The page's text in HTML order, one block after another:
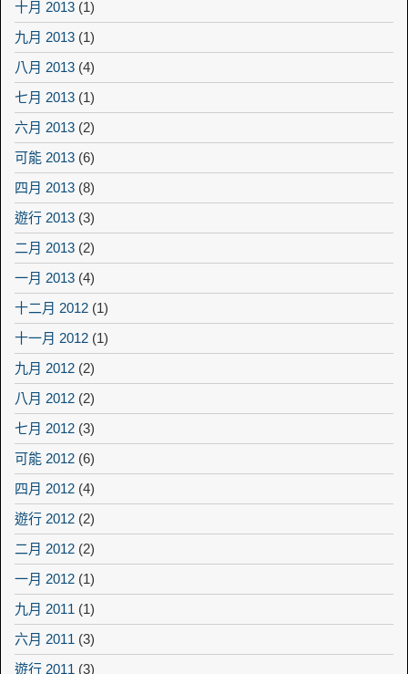
十月 2013 (1)
九月 2013 (1)
八月 2013 (4)
七月 2013 (1)
六月 2013 (2)
可能 2013 (6)
四月 2013 (8)
遊行 2013 (3)
二月 2013 (2)
一月 2013 (4)
十二月 2012 (1)
十一月 2012 (1)
九月 2012 (2)
八月 2012 (2)
七月 2012 (3)
可能 2012 (6)
四月 2012 (4)
遊行 2012 (2)
二月 2012 (2)
一月 2012 (1)
九月 2011 (1)
六月 2011 (3)
遊行 2011 (3)